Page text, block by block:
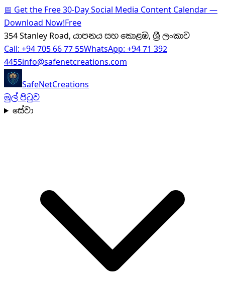
📅Get the Free 30-Day Social Media Content Calendar —
Download Now!Free
354 Stanley Road, යාපනය සහ කොළඹ, ශ්‍රී ලංකාව
Call:+94 705 66 77 55WhatsApp:+94 71 392
4455info@safenetcreations.com
SafeNetCreations
මුල් පිටුව
සේවා